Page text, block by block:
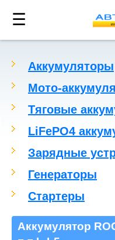
☰
Аккумуляторы
Мото-
Тяговые
LiFePO4
Зарядные
Генераторы
Стартеры
Аккумулятор